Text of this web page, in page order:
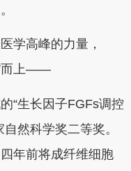
高峰的力量，
”而上——
生长因子FGFs调控
然科学奖二等奖。
年前将成纤维细胞